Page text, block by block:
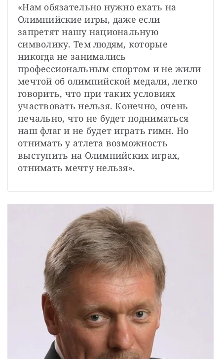
«Нам обязательно нужно ехать на
Олимпийские игры, даже если
запретят нашу национальную
символику. Тем людям, которые
никогда не занимались
профессиональным спортом и не жили
мечтой об олимпийской медали, легко
говорить, что при таких условиях
участвовать нельзя. Конечно, очень
печально, что не будет подниматься
наш флаг и не будет играть гимн. Но
отнимать у атлета возможность
выступить на Олимпийских играх,
отнимать мечту нельзя».